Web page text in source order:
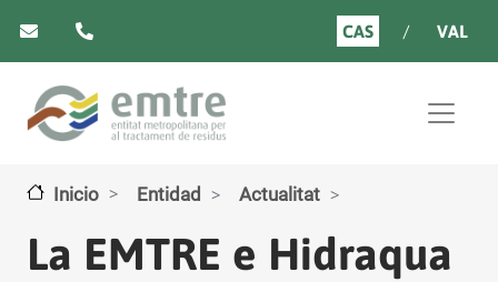
CAS VAL
Inicio Entidad Actualitat
La EMTRE e Hidraqua